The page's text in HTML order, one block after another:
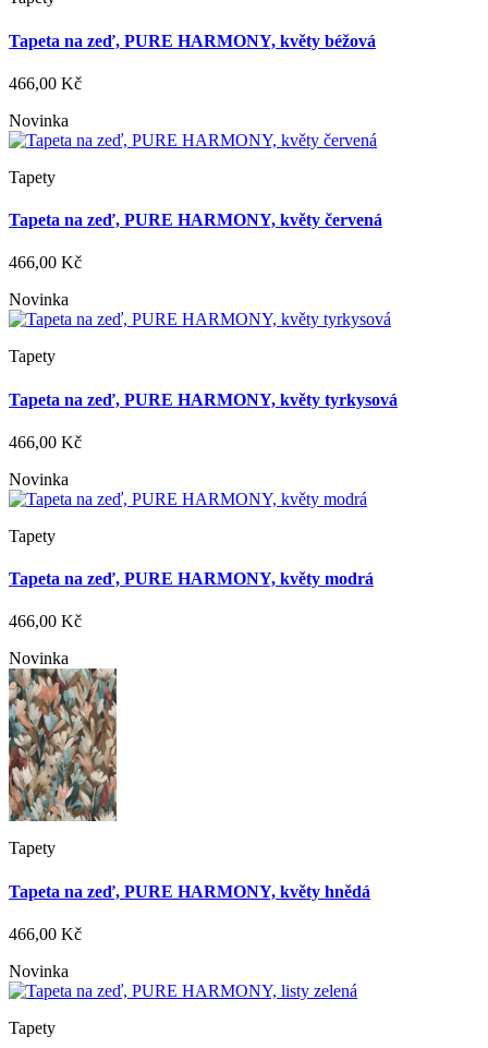
Tapeta na zeď, PURE HARMONY, květy béžová
466,00 Kč
Novinka
Tapety
Tapeta na zeď, PURE HARMONY, květy červená
466,00 Kč
Novinka
Tapety
Tapeta na zeď, PURE HARMONY, květy tyrkysová
466,00 Kč
Novinka
Tapety
Tapeta na zeď, PURE HARMONY, květy modrá
466,00 Kč
Novinka
Tapety
Tapeta na zeď, PURE HARMONY, květy hnědá
466,00 Kč
Novinka
Tapety